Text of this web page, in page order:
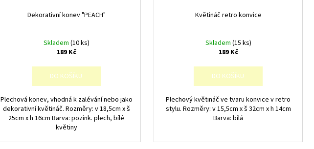
Dekorativní konev "PEACH"
Skladem (10 ks)
189 Kč
DO KOŠÍKU
Plechová konev, vhodná k zalévání nebo jako
dekorativní květináč. Rozměry: v 18,5cm x š
25cm x h 16cm Barva: pozink. plech, bílé
květiny
Květináč retro konvice
Skladem (15 ks)
189 Kč
DO KOŠÍKU
Plechový květináč ve tvaru konvice v retro
stylu. Rozměry: v 15,5cm x š 32cm x h 14cm
Barva: bílá